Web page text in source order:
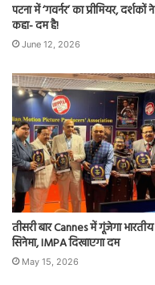
पटना में ‘गवर्नर’ का प्रीमियर, दर्शकों ने
कहा- दम है!
June 12, 2026
तीसरी बार Cannes में गूंजेगा भारतीय
सिनेमा, IMPA दिखाएगा दम
May 15, 2026